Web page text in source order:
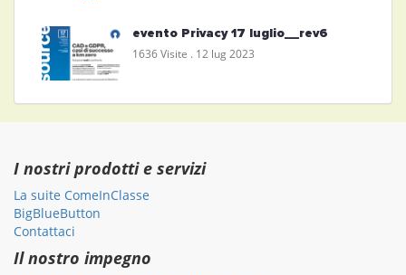
evento Privacy 17 luglio__rev6
1636 Visite . 12 lug 2023
I nostri prodotti e servizi
La suite ComeInClasse
BigBlueButton
Contattaci
Il nostro impegno